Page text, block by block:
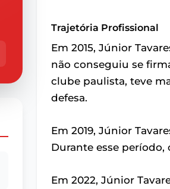
Trajetória Profissional
Em 2015, Júnior
não conseguiu se
clube paulista, teve
defesa.
Em 2019, Júnior
Durante esse período,
Em 2022, Júnior